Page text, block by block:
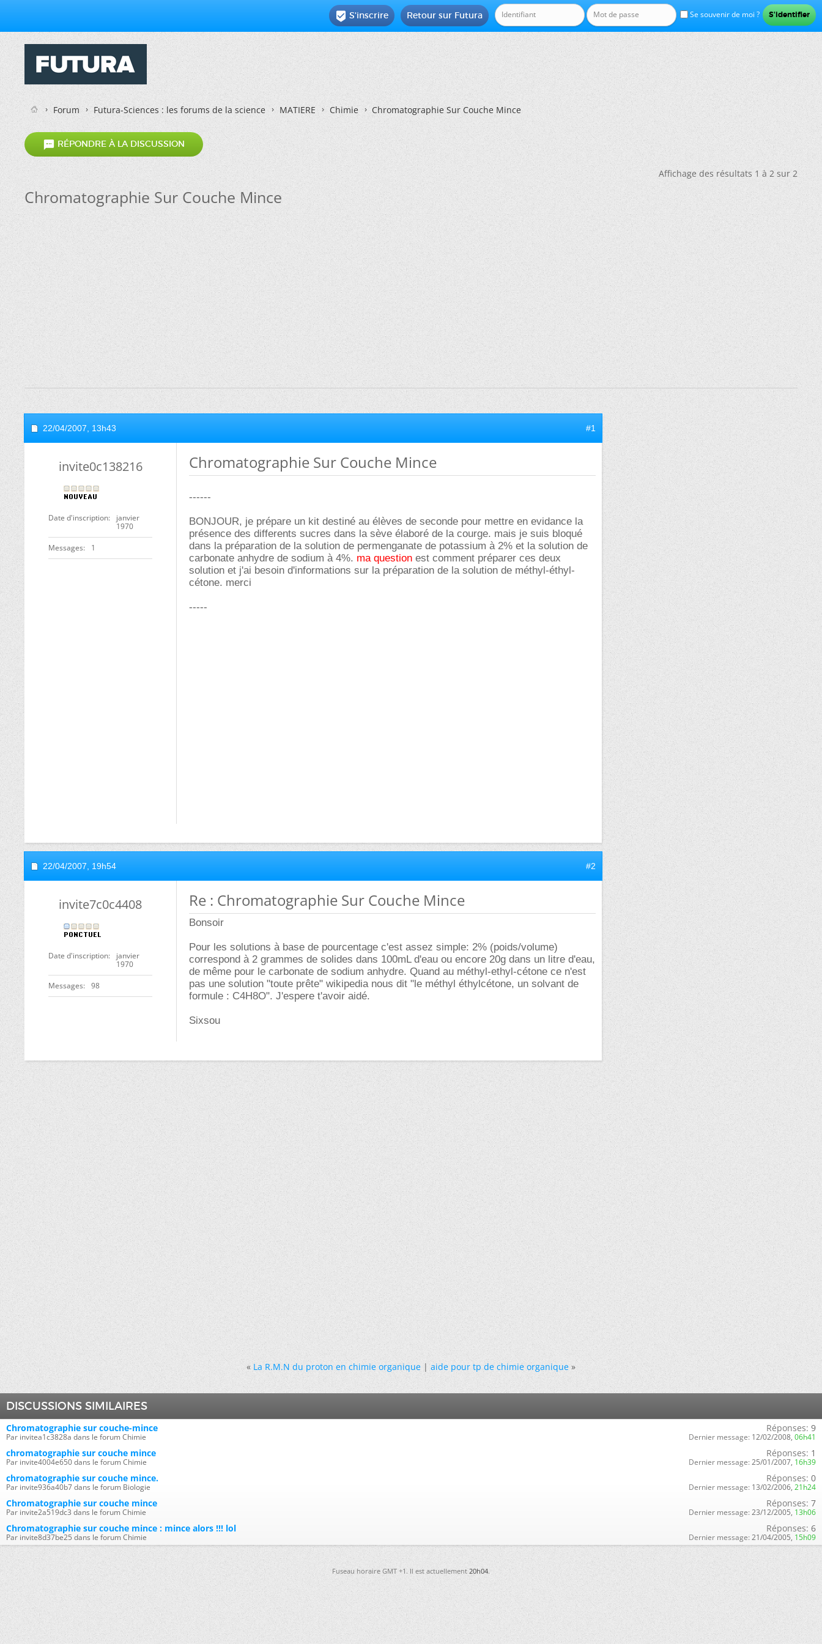
Se souvenir de moi ?
Retour sur Futura
 S'inscrire
Forum Futura-Sciences : les forums de la science MATIERE Chimie Chromatographie Sur Couche Mince
 RÉPONDRE À LA DISCUSSION
Affichage des résultats 1 à 2 sur 2
Chromatographie Sur Couche Mince
22/04/2007, 13h43 #1
invite0c138216
Date d'inscription
janvier
1970
Messages 1
Chromatographie Sur Couche Mince
------
BONJOUR, je prépare un kit destiné au élèves de seconde pour mettre en evidance la
présence des differents sucres dans la sève élaboré de la courge. mais je suis bloqué
dans la préparation de la solution de permenganate de potassium à 2% et la solution de
carbonate anhydre de sodium à 4%. ma question est comment préparer ces deux
solution et j'ai besoin d'informations sur la préparation de la solution de méthyl-éthyl-
cétone. merci
-----
22/04/2007, 19h54 #2
invite7c0c4408
Date d'inscription
janvier
1970
Messages 98
Re : Chromatographie Sur Couche Mince
Bonsoir
Pour les solutions à base de pourcentage c'est assez simple: 2% (poids/volume)
correspond à 2 grammes de solides dans 100mL d'eau ou encore 20g dans un litre d'eau,
de même pour le carbonate de sodium anhydre. Quand au méthyl-ethyl-cétone ce n'est
pas une solution "toute prête" wikipedia nous dit "le méthyl éthylcétone, un solvant de
formule : C4H8O". J'espere t'avoir aidé.
Sixsou
« La R.M.N du proton en chimie organique|aide pour tp de chimie organique »
DISCUSSIONS SIMILAIRES
Chromatographie sur couche-mince
Par invitea1c3828a dans le forum Chimie
Réponses: 9
Dernier message: 12/02/2008, 06h41
chromatographie sur couche mince
Par invite4004e650 dans le forum Chimie
Réponses: 1
Dernier message: 25/01/2007, 16h39
chromatographie sur couche mince.
Par invite936a40b7 dans le forum Biologie
Réponses: 0
Dernier message: 13/02/2006, 21h24
Chromatographie sur couche mince
Par invite2a519dc3 dans le forum Chimie
Réponses: 7
Dernier message: 23/12/2005, 13h06
Chromatographie sur couche mince : mince alors !!! lol
Par invite8d37be25 dans le forum Chimie
Réponses: 6
Dernier message: 21/04/2005, 15h09
Fuseau horaire GMT +1. Il est actuellement20h04.